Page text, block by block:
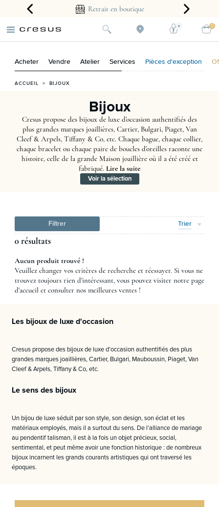
Retrait en boutique
0
Acheter Vendre Atelier Services Pièces d'exception
ACCUEIL > BIJOUX
Bijoux
Cresus propose des bijoux de luxe d’occasion authentifiés des
plus grandes marques joaillières, Cartier, Bulgari, Piaget, Van
Cleef & Arpels, Tiffany & Co, etc. Chaque bague, chaque collier,
chaque bracelet ou chaque paire de boucles d’oreilles raconte une
histoire, celle de la grande Maison joaillière où il a été créé et
fabriqué. Lire la suite
Voir la sélection
Filtrer Trier
0 résultats
Aucun produit trouvé !
Veuillez changer vos critères de recherche et réessayer. Si vous ne
trouvez toujours rien d'intéressant, vous pouvez visiter notre page
d'accueil et consulter nos meilleures ventes !
Les bijoux de luxe d'occasion
Cresus propose des bijoux de luxe d’occasion authentifiés des plus
grandes marques joaillières, Cartier, Bulgari, Mauboussin, Piaget, Van
Cleef & Arpels, Tiffany & Co, etc.
Le sens des bijoux
Un bijou de luxe séduit par son style, son design, son éclat et les
matériaux employés, mais il a surtout du sens. De l’alliance de mariage
au pendentif talisman, il est à la fois un objet précieux, social,
sentimental, et peut même avoir une fonction historique : de nombreux
bijoux incarnent les grands courants artistiques qui ont traversé les
époques.